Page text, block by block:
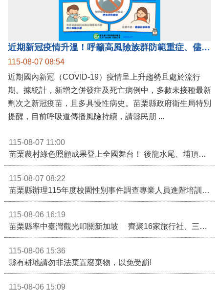
近期新冠疫情升溫！呼籲高風險族群防範重症、儘速接種疫苗及早就醫
115-08-07 08:54
近期國內新冠（COVID-19）疫情呈上升趨勢且處於流行
期。據統計，新增之併發症及死亡病例中，多數未接種最新
劑次之新冠疫苗，且多具慢性病史。苗栗縣政府衛生局特別
提醒，目前呼吸道傳播風險持續，請縣民朋 ...
115-08-07 11:00
苗栗農村綠色照顧成果登上全國舞台！ 後龍水尾、埔頂社區前進2026高齡健康產業博覽會
115-08-07 08:22
苗栗縣辦理115年度校園性別事件調查專業人員進階培訓 深化調查實務能力 持續打造安全友善校園
115-08-06 16:19
苗栗縣率中臺灣觀光叩關新加坡 齊聚16家旅行社、三大航空 NATAS旅展開賣主題遊程
115-08-06 15:36
縣有耕地請勿非法棄置廢棄物，以免受罰!
115-08-06 15:09